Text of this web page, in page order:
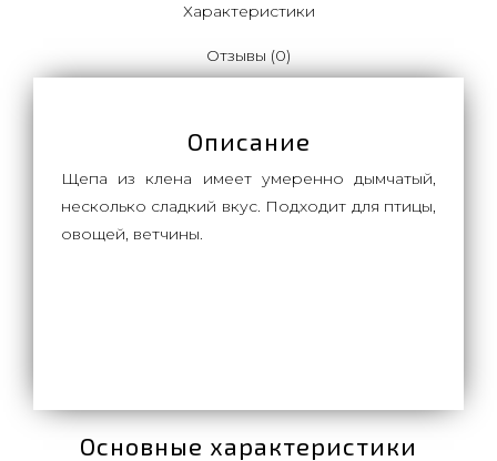
Характеристики
Отзывы (0)
Описание
Щепа из клена имеет умеренно дымчатый,
несколько сладкий вкус. Подходит для птицы,
овощей, ветчины.
Основные характеристики